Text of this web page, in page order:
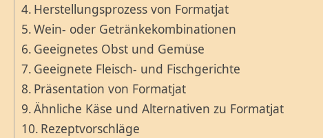
Herstellungsprozess von Formatjat
Wein- oder Getränkekombinationen
Geeignetes Obst und Gemüse
Geeignete Fleisch- und Fischgerichte
Präsentation von Formatjat
Ähnliche Käse und Alternativen zu Formatjat
Rezeptvorschläge